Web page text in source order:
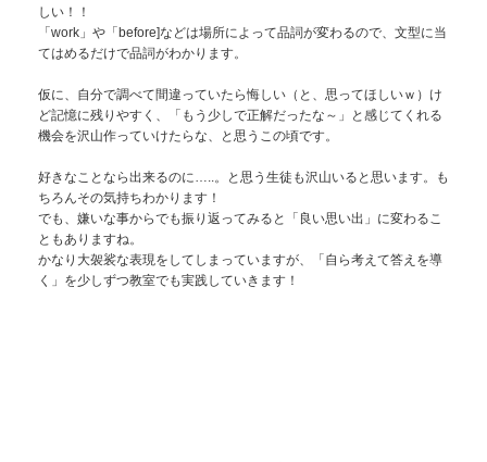
しい！！
「work」や「before]などは場所によって品詞が変わるので、文型に当
てはめるだけで品詞がわかります。
仮に、自分で調べて間違っていたら悔しい（と、思ってほしいｗ）け
ど記憶に残りやすく、「もう少しで正解だったな～」と感じてくれる
機会を沢山作っていけたらな、と思うこの頃です。
好きなことなら出来るのに…..。と思う生徒も沢山いると思います。も
ちろんその気持ちわかります！
でも、嫌いな事からでも振り返ってみると「良い思い出」に変わるこ
ともありますね。
かなり大袈裟な表現をしてしまっていますが、「自ら考えて答えを導
く」を少しずつ教室でも実践していきます！